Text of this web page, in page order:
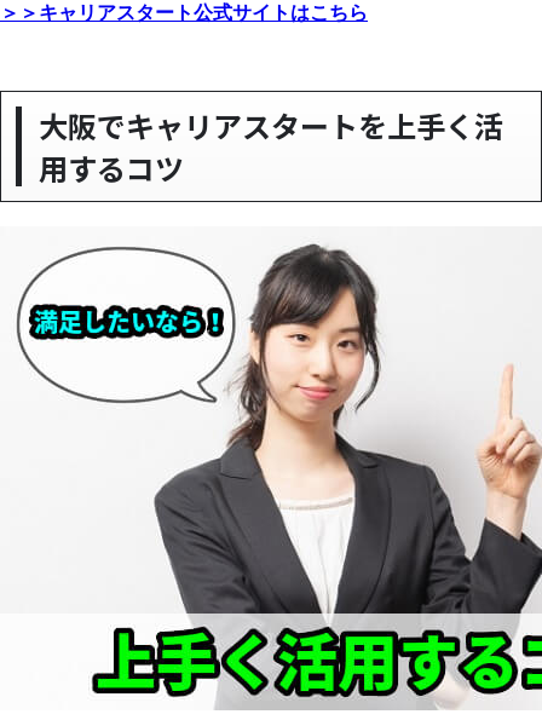
＞＞キャリアスタート公式サイトはこちら
大阪でキャリアスタートを上手く活
用するコツ